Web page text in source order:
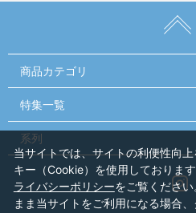
商品カテゴリ
特集一覧
系列
当サイトでは、サイトの利便性向
キー（Cookie）を使用しておりま
ライバシーポリシーをご覧くださ
まま当サイトをご利用になる場合